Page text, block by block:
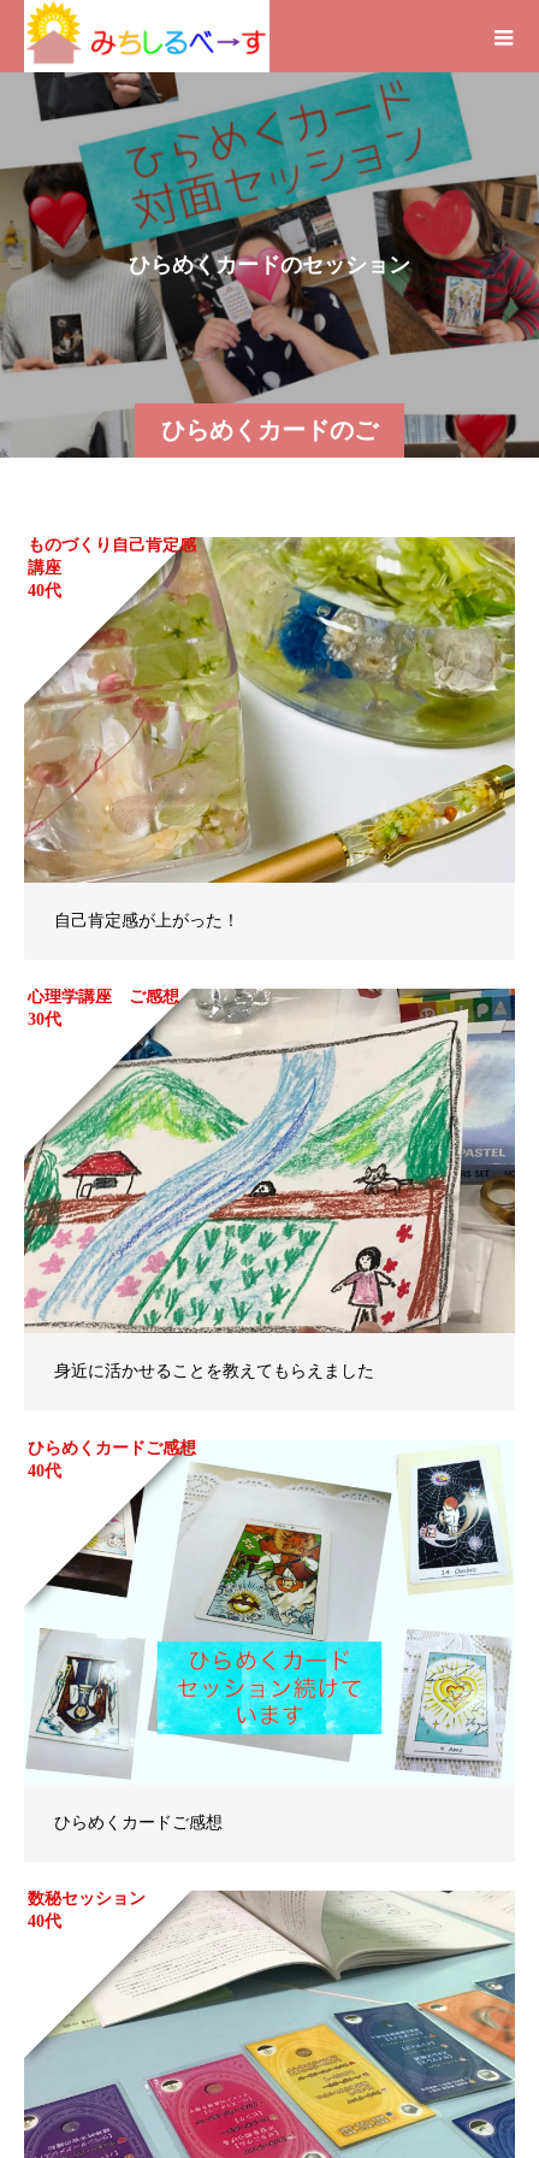
ひらめくカードのご
ひらめくカードのセッションの ご感想～勇
ものづくり自己肯定感
講座
40代
自己肯定感が上がった！
心理学講座 ご感想
30代
身近に活かせることを教えてもらえました
ひらめくカードご感想
40代
ひらめくカードご感想
数秘セッション
40代